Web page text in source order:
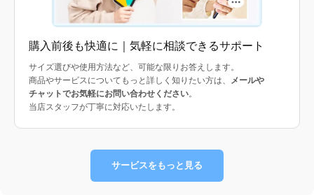
購入前後も快適に｜気軽に相談できるサポート
サイズ選びや使用方法など、可能な限りお答えします。
商品やサービスについてもっと詳しく知りたい方は、
メールや
チャットでお気軽にお問い合わせください。
当店スタッフが丁寧に対応いたします。
サービスをもっと見る